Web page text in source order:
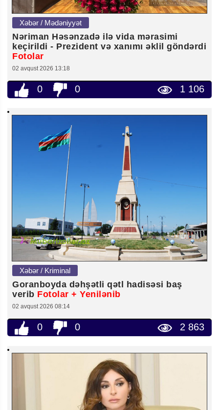
Xəbər / Mədəniyyət
Nəriman Həsənzadə ilə vida mərasimi
keçirildi - Prezident və xanımı əklil göndərdi
Fotolar
02 avqust 2026 13:18
0 0 1 106
Xəbər / Kriminal
Goranboyda dəhşətli qətl hadisəsi baş
verib Fotolar + Yenilənib
02 avqust 2026 08:14
0 0 2 863